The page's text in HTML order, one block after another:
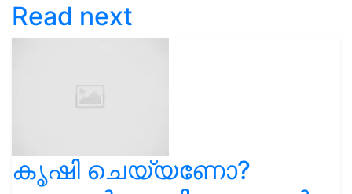
Read next
കൃഷി ചെയ്യണോ?